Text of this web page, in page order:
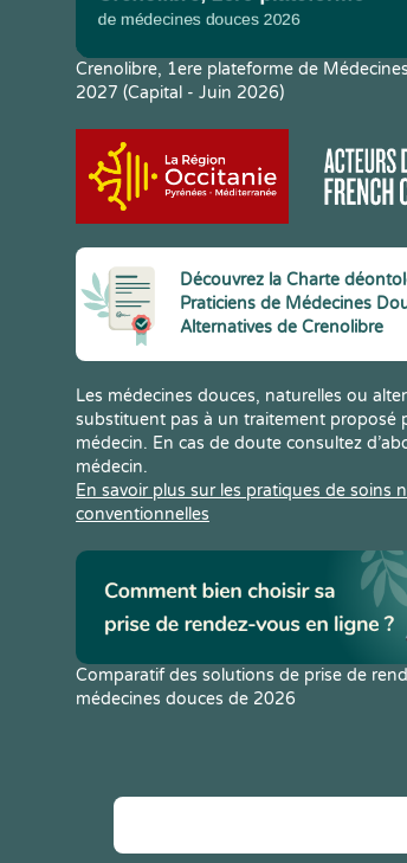
Crenolibre, 1ere plateforme de
2027 (Capital - Juin 2026)
Découvrez la Charte
Praticiens de Médecines
Alternatives de Crenolibre
Les médecines douces, naturelles ou
substituent pas à un traitement proposé
médecin. En cas de doute consultez
médecin.
En savoir plus sur les pratiques de soins
conventionnelles
Comparatif des solutions de prise de
médecines douces de 2026